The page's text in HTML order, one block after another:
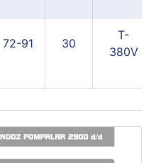
72-91 30
T-
380V